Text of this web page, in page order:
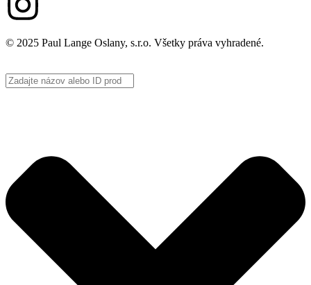
© 2025 Paul Lange Oslany, s.r.o. Všetky práva vyhradené.